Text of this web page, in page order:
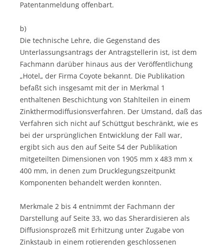
Patentanmeldung offenbart.
b)
Die technische Lehre, die Gegenstand des
Unterlassungsantrags der Antragstellerin ist, ist dem
Fachmann darüber hinaus aus der Veröffentlichung
„Hotel„ der Firma Coyote bekannt. Die Publikation
befaßt sich insgesamt mit der in Merkmal 1
enthaltenen Beschichtung von Stahlteilen in einem
Zinkthermodiffusionsverfahren. Der Umstand, daß das
Verfahren sich nicht auf Schüttgut beschränkt, wie es
bei der ursprünglichen Entwicklung der Fall war,
ergibt sich aus den auf Seite 54 der Publikation
mitgeteilten Dimensionen von 1905 mm x 483 mm x
400 mm, in denen zum Drucklegungszeitpunkt
Komponenten behandelt werden konnten.
Merkmale 2 bis 4 entnimmt der Fachmann der
Darstellung auf Seite 33, wo das Sherardisieren als
Diffusionsprozeß mit Erhitzung unter Zugabe von
Zinkstaub in einem rotierenden geschlossenen